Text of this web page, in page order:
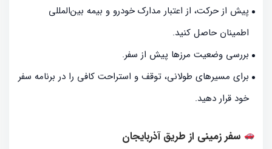
پیش از حرکت، از اعتبار مدارک خودرو و بیمه بین‌المللی
اطمینان حاصل کنید.
بررسی وضعیت مرزها پیش از سفر.
برای مسیرهای طولانی، توقف و استراحت کافی را در برنامه سفر
خود قرار دهید.
سفر زمینی از طریق آذربایجان